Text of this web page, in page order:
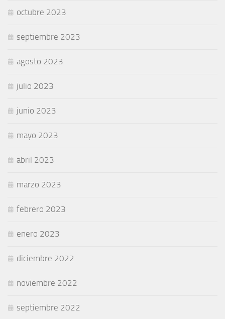
octubre 2023
septiembre 2023
agosto 2023
julio 2023
junio 2023
mayo 2023
abril 2023
marzo 2023
febrero 2023
enero 2023
diciembre 2022
noviembre 2022
septiembre 2022